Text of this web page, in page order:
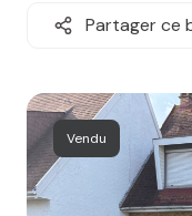
MES
ESTIMATION
ALERTE
MAIL
Partager ce
Vendu